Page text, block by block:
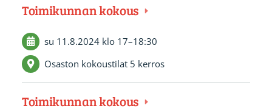
Toimikunnan kokous
su 11.8.2024 klo 17–18:30
Osaston kokoustilat 5 kerros
Toimikunnan kokous